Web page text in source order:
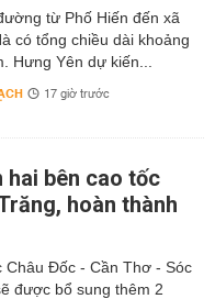
từ Phố Hiến đến xã
có tổng chiều dài khoảng
Hưng Yên dự kiến...
17 giờ trước
hai bên cao tốc
hoàn thành
Châu Đốc - Cần Thơ - Sóc
được bổ sung thêm 2